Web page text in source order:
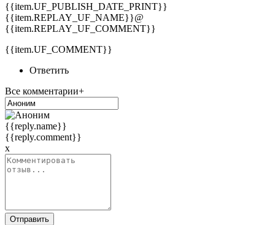
{{item.UF_PUBLISH_DATE_PRINT}}
{{item.REPLAY_UF_NAME}}@
{{item.REPLAY_UF_COMMENT}}
{{item.UF_COMMENT}}
Ответить
Все комментарии+
{{reply.name}}
{{reply.comment}}
x
Отправить